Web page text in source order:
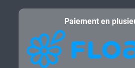
Paiement en